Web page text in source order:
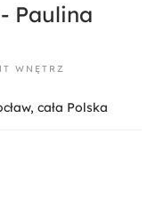
Paulina
WNĘTRZ
cała Polska